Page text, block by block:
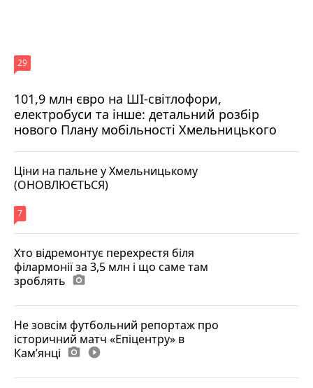
101,9 млн євро на ШІ-світлофори,
електробуси та інше: детальний розбір
нового Плану мобільності Хмельницького
29
Ціни на пальне у Хмельницькому
(ОНОВЛЮЄТЬСЯ)
7
Хто відремонтує перехрестя біля
філармонії за 3,5 млн і що саме там
зроблять photo_camera
Не зовсім футбольний репортаж про
історичний матч «Епіцентру» в
Камʼянці photo_camera play_circle_filled